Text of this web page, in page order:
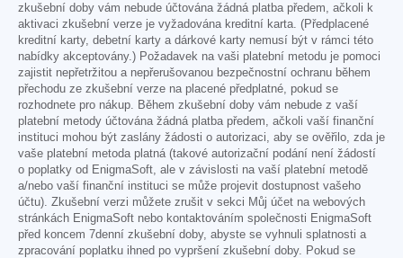
zkušební doby vám nebude účtována žádná platba předem, ačkoli k
aktivaci zkušební verze je vyžadována kreditní karta. (Předplacené
kreditní karty, debetní karty a dárkové karty nemusí být v rámci této
nabídky akceptovány.) Požadavek na vaši platební metodu je pomoci
zajistit nepřetržitou a nepřerušovanou bezpečnostní ochranu během
přechodu ze zkušební verze na placené předplatné, pokud se
rozhodnete pro nákup. Během zkušební doby vám nebude z vaší
platební metody účtována žádná platba předem, ačkoli vaší finanční
instituci mohou být zaslány žádosti o autorizaci, aby se ověřilo, zda je
vaše platební metoda platná (takové autorizační podání není žádostí
o poplatky od EnigmaSoft, ale v závislosti na vaší platební metodě
a/nebo vaší finanční instituci se může projevit dostupnost vašeho
účtu). Zkušební verzi můžete zrušit v sekci Můj účet na webových
stránkách EnigmaSoft nebo kontaktováním společnosti EnigmaSoft
před koncem 7denní zkušební doby, abyste se vyhnuli splatnosti a
zpracování poplatku ihned po vypršení zkušební doby. Pokud se